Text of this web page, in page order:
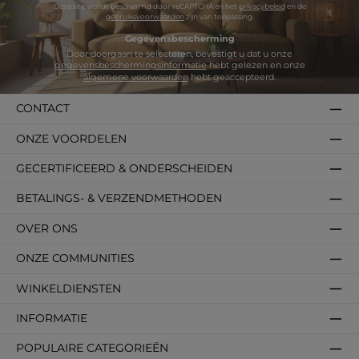
Deze site wordt beschermd door reCAPTCHA en het privacybeleid en de
gebruiksvoorwaarden zijn van toepassing.
Gegevensbescherming
gegevensbeschermingsinformatie
algemene voorwaardenhebt geaccepteerd.
CONTACT
WINKELDIENSTEN
INFORMATIE
POPULAIRE CATEGORIEËN
BETALINGS- & VERZENDMETHODEN
OVER ONS
GECERTIFICEERD & ONDERSCHEIDEN
ONZE VOORDELEN
ONZE COMMUNITIES